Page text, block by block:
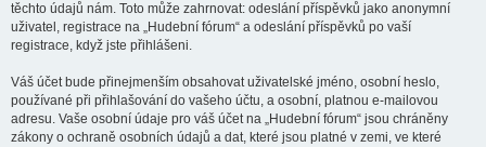
těchto údajů nám. Toto může zahrnovat: odeslání příspěvků jako anonymní
uživatel, registrace na „Hudební fórum“ a odeslání příspěvků po vaší
registrace, když jste přihlášeni.
Váš účet bude přinejmenším obsahovat uživatelské jméno, osobní heslo,
používané při přihlašování do vašeho účtu, a osobní, platnou e-mailovou
adresu. Vaše osobní údaje pro váš účet na „Hudební fórum“ jsou chráněny
zákony o ochraně osobních údajů a dat, které jsou platné v zemi, ve které